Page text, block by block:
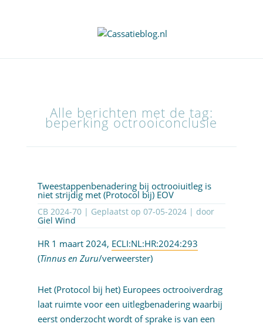
Alle berichten met de tag:
beperking octrooiconclusie
Tweestappenbenadering bij octrooiuitleg is
niet strijdig met (Protocol bij) EOV
CB 2024-70 | Geplaatst op 07-05-2024| door
Giel Wind
HR 1 maart 2024, ECLI:NL:HR:2024:293
(Tinnus en Zuru/verweerster)
Het (Protocol bij het) Europees octrooiverdrag
laat ruimte voor een uitlegbenadering waarbij
eerst onderzocht wordt of sprake is van een